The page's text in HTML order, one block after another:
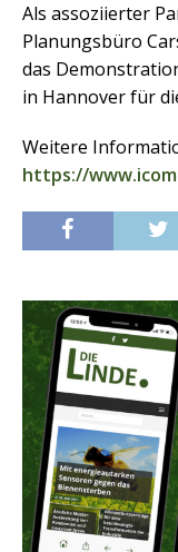
Als assoziierter
Planungsbüro
das
in Hannover für
Weitere
https://